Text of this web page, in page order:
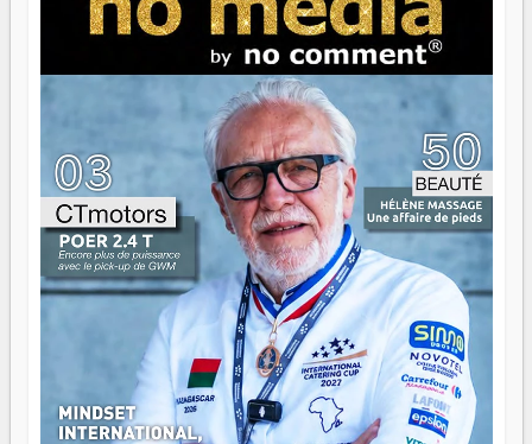
serait passer à côté d'une chose essentielle. La fougue, ça
brûle fort — et parfois, ça brûle vite. Une flamme sans
direction peut éclairer autant qu'elle peut consumer. C'est
là que les aînés entrent en scène — pas pour reprendre le
gouvernail, mais pour montrer où sont les récifs. Les jeunes
ont la force, les vieux ont l'expérience, comme on dit. Ce
n'est pas un combat de générations — c'est une question
d'équipage. Partagez vos réussites, mais aussi vos échecs.
Surtout vos échecs, d'ailleurs — ils enseignent mieux que
n'importe quel manuel. À Madagascar, la barque avance.
Il faut juste s'assurer que tout le monde rame dans le
même sens.